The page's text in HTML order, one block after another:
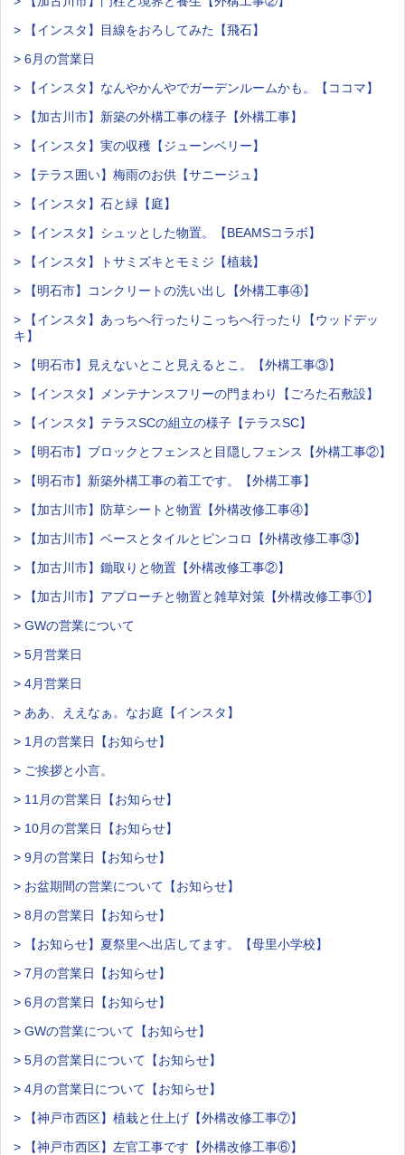
> 【インスタ】目線をおろしてみた【飛石】
> 6月の営業日
> 【インスタ】なんやかんやでガーデンルームかも。【ココマ】
> 【加古川市】新築の外構工事の様子【外構工事】
> 【インスタ】実の収穫【ジューンベリー】
> 【テラス囲い】梅雨のお供【サニージュ】
> 【インスタ】石と緑【庭】
> 【インスタ】シュッとした物置。【BEAMSコラボ】
> 【インスタ】トサミズキとモミジ【植栽】
> 【明石市】コンクリートの洗い出し【外構工事④】
> 【インスタ】あっちへ行ったりこっちへ行ったり【ウッドデッ
キ】
> 【明石市】見えないとこと見えるとこ。【外構工事③】
> 【インスタ】メンテナンスフリーの門まわり【ごろた石敷設】
> 【インスタ】テラスSCの組立の様子【テラスSC】
> 【明石市】ブロックとフェンスと目隠しフェンス【外構工事②】
> 【明石市】新築外構工事の着工です。【外構工事】
> 【加古川市】防草シートと物置【外構改修工事④】
> 【加古川市】ベースとタイルとピンコロ【外構改修工事③】
> 【加古川市】鋤取りと物置【外構改修工事②】
> 【加古川市】アプローチと物置と雑草対策【外構改修工事①】
> GWの営業について
> 5月営業日
> 4月営業日
> ああ、ええなぁ。なお庭【インスタ】
> 1月の営業日【お知らせ】
> ご挨拶と小言。
> 11月の営業日【お知らせ】
> 10月の営業日【お知らせ】
> 9月の営業日【お知らせ】
> お盆期間の営業について【お知らせ】
> 8月の営業日【お知らせ】
> 【お知らせ】夏祭里へ出店してます。【母里小学校】
> 7月の営業日【お知らせ】
> 6月の営業日【お知らせ】
> GWの営業について【お知らせ】
> 5月の営業日について【お知らせ】
> 4月の営業日について【お知らせ】
> 【神戸市西区】植栽と仕上げ【外構改修工事⑦】
> 【神戸市西区】左官工事です【外構改修工事⑥】